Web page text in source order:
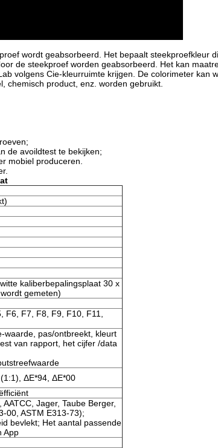
wordt geabsorbeerd. Het bepaalt steekproefkleur
de steekproef worden geabsorbeerd. Het kan
volgens Cie-kleurruimte krijgen. De colorimeter kan
chemisch product, enz. worden gebruikt.
de avoildtest te bekijken;
mobiel produceren.
kaliberbepalingsplaat 30 x
gemeten)
F7, F8, F9, F10, F11,
waarde, pas/ontbreekt, kleurt
van rapport, het cijfer /data
ΔE*94, ΔE*00
Jager, Taube Berger,
00, ASTM E313-73);
bevlekt; Het aantal passende
App